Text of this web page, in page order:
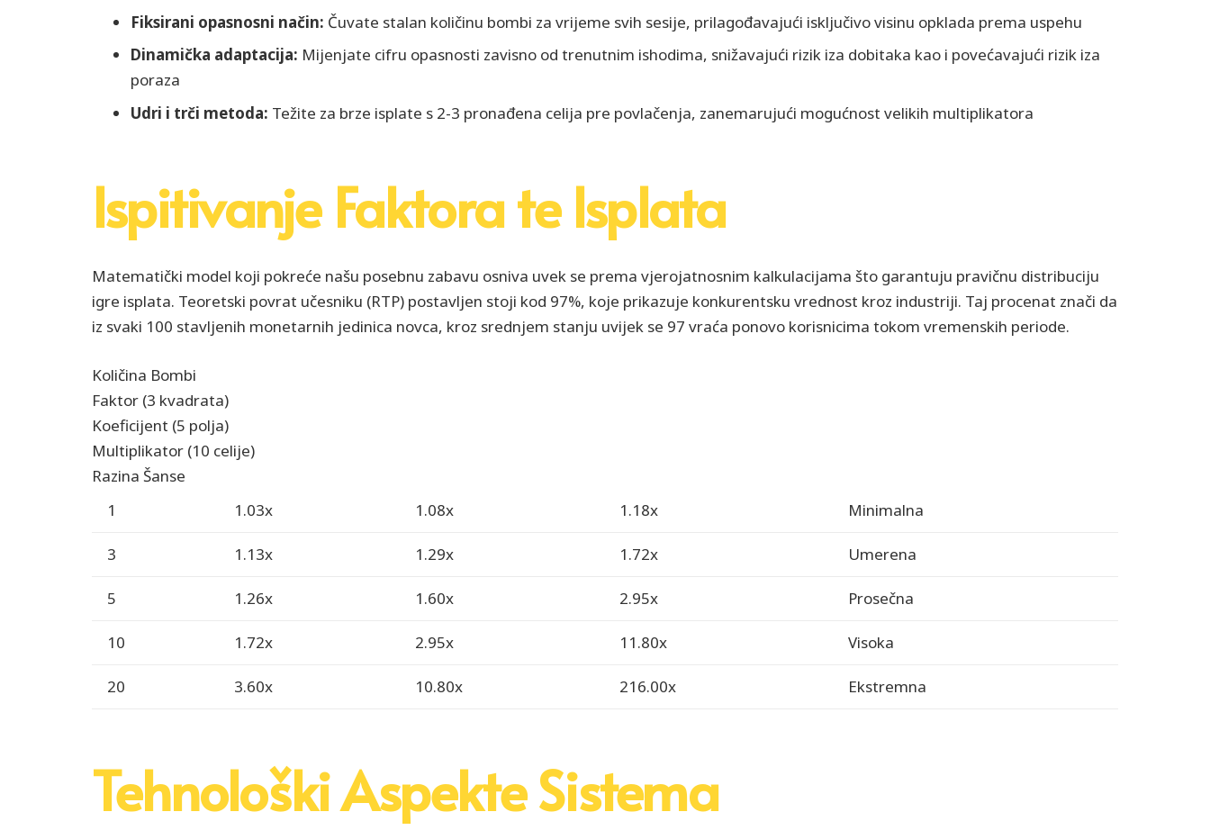
Fiksirani opasnosni način: Čuvate stalan količinu bombi za vrijeme svih sesije, prilagođavajući isključivo visinu opklada prema uspehu
Dinamička adaptacija: Mijenjate cifru opasnosti zavisno od trenutnim ishodima, snižavajući rizik iza dobitaka kao i povećavajući rizik iza
poraza
Udri i trči metoda: Težite za brze isplate s 2-3 pronađena celija pre povlačenja, zanemarujući mogućnost velikih multiplikatora
Ispitivanje Faktora te Isplata
Matematički model koji pokreće našu posebnu zabavu osniva uvek se prema vjerojatnosnim kalkulacijama što garantuju pravičnu distribuciju
igre isplata. Teoretski povrat učesniku (RTP) postavljen stoji kod 97%, koje prikazuje konkurentsku vrednost kroz industriji. Taj procenat znači da
iz svaki 100 stavljenih monetarnih jedinica novca, kroz srednjem stanju uvijek se 97 vraća ponovo korisnicima tokom vremenskih periode.
Količina Bombi
Faktor (3 kvadrata)
Koeficijent (5 polja)
Multiplikator (10 celije)
Razina Šanse
1
1.03x 1.08x 1.18x Minimalna
3 1.13x 1.29x 1.72x Umerena
5 1.26x 1.60x 2.95x Prosečna
10 1.72x 2.95x 11.80x Visoka
20 3.60x 10.80x 216.00x Ekstremna
Tehnološki Aspekte Sistema